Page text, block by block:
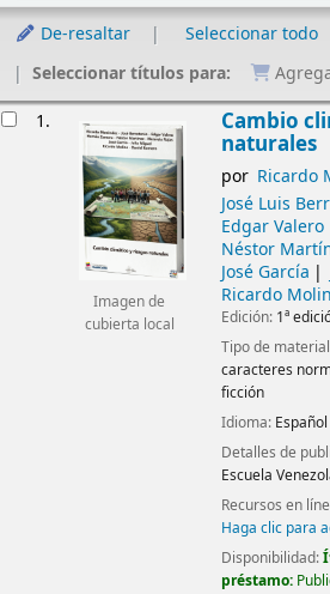
De-resaltar Seleccionar todo
Seleccionar títulos para:
1.
Imagen de
cubierta local
Cambio
naturales
por Ricardo
José Luis
Edgar Valero
Néstor
José García
Ricardo
Edición: 1ª
Tipo de
caracteres
ficción
Idioma: Español
Detalles de
Escuela
Recursos en
Haga clic para
Disponibilidad:
préstamo: